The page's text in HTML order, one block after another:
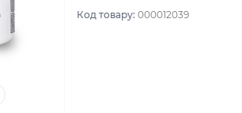
Код товару: 000012039